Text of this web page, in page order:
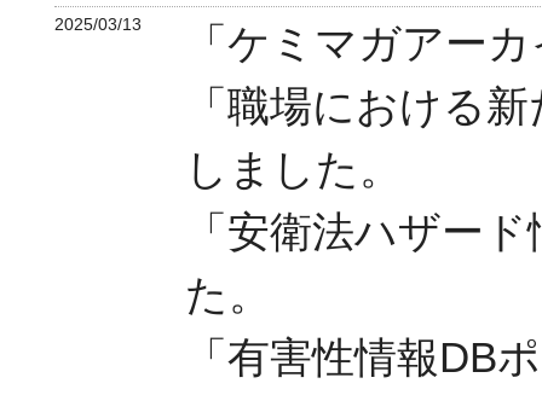
2025/03/13
「ケミマガアー
「職場における
しました。
「安衛法ハザー
た。
「有害性情報DB